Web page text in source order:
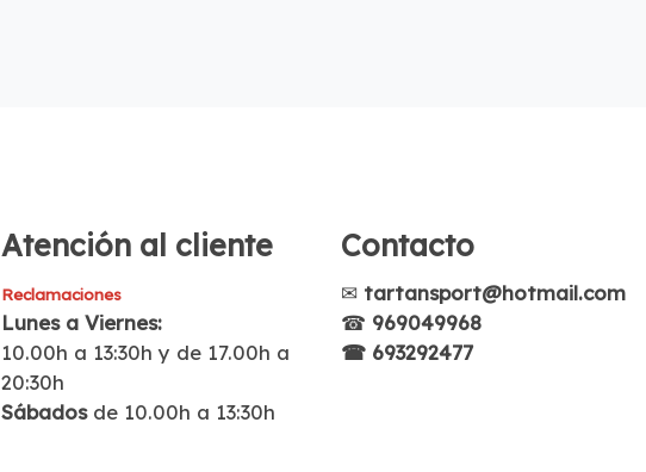
Atención al cliente
Reclamaciones
Lunes a Viernes:
10.00h a 13:30h y de 17.00h a
20:30h
Sábados de 10.00h a 13:30h
Contacto
✉ tartansport@hotmail.com
☎ 969049968
☎ 693292477